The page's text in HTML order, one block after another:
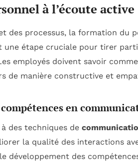
à l’écoute active
des processus, la formation du
une étape cruciale pour tirer
employés doivent savoir
de manière constructive et
en
des techniques de
la qualité des interactions
développement des